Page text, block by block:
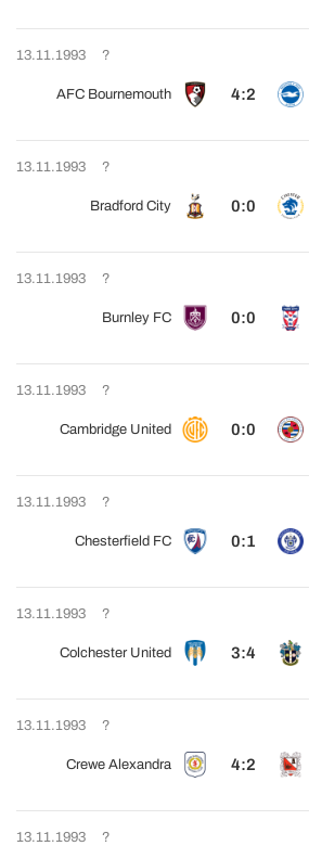
13.11.1993 ?
AFC Bournemouth 4:2
13.11.1993 ?
Bradford City 0:0
13.11.1993 ?
Burnley FC 0:0
13.11.1993 ?
Cambridge United 0:0
13.11.1993 ?
Chesterfield FC 0:1
13.11.1993 ?
Colchester United 3:4
13.11.1993 ?
Crewe Alexandra 4:2
13.11.1993 ?